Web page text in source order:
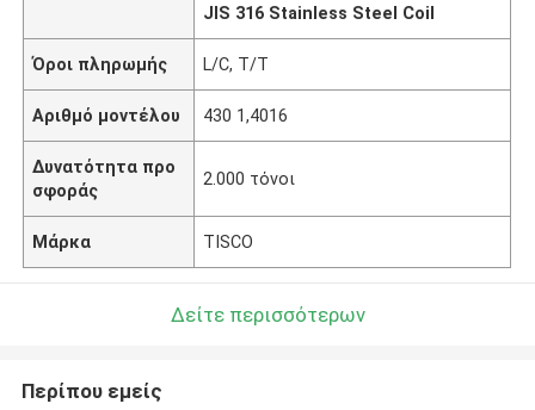
JIS 316 Stainless Steel Coil
Όροι πληρωμής L/C, T/T
Αριθμό μοντέλου 430 1,4016
Δυνατότητα προ
σφοράς
2.000 τόνοι
Μάρκα TISCO
Δείτε περισσότερων
Περίπου εμείς